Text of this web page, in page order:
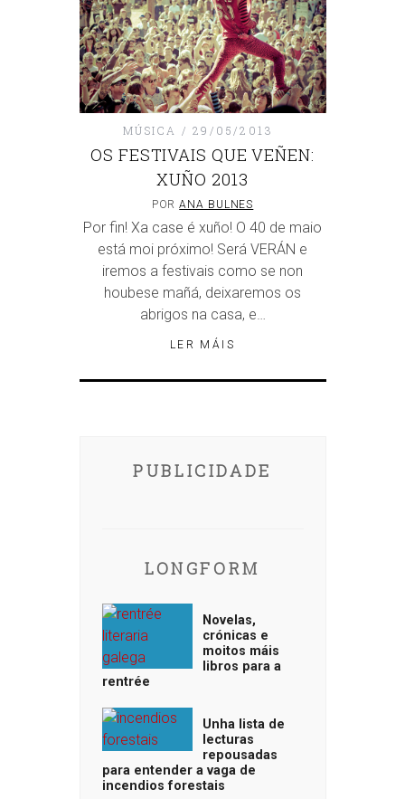
MÚSICA 29/05/2013
OS FESTIVAIS QUE VEÑEN:
XUÑO 2013
PORANA BULNES
Por fin! Xa case é xuño! O 40 de maio
está moi próximo! Será VERÁN e
iremos a festivais como se non
houbese mañá, deixaremos os
abrigos na casa, e…
LER MÁIS
PUBLICIDADE
LONGFORM
Novelas,
crónicas e
moitos máis
libros para a
rentrée
Unha lista de
lecturas
repousadas
para entender a vaga de
incendios forestais